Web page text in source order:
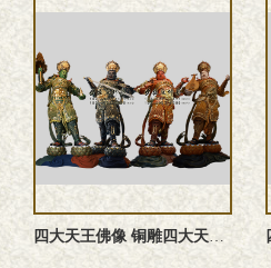
四大天王佛像 铜雕四大天王塑像 四大天王雕塑